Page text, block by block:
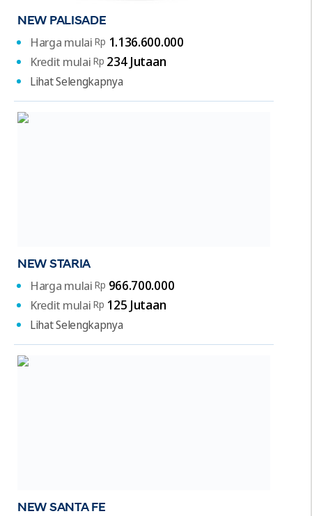
NEW PALISADE
Harga mulai Rp 1.136.600.000
Kredit mulai Rp 234 Jutaan
Lihat Selengkapnya
NEW STARIA
Harga mulai Rp 966.700.000
Kredit mulai Rp 125 Jutaan
Lihat Selengkapnya
NEW SANTA FE